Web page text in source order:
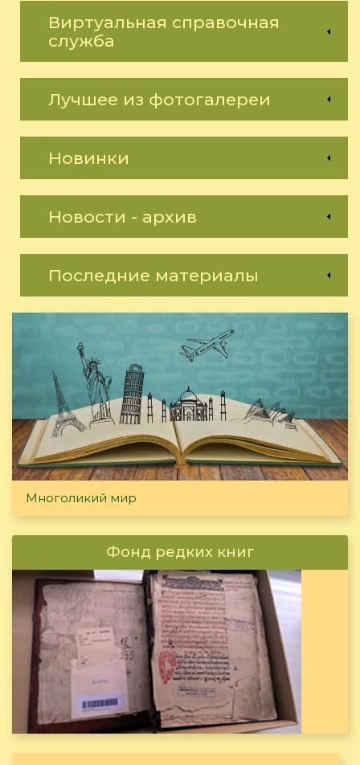
Виртуальная справочная
служба
Лучшее из фотогалереи
Новинки
Новости - архив
Последние материалы
Многоликий мир
Фонд редких книг